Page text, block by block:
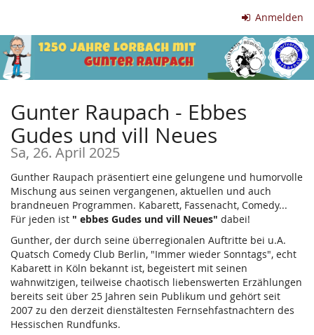
Inhalt
springen
Anmelden
Gunter Raupach - Ebbes
Gudes und vill Neues
Sa, 26. April 2025
Gunther Raupach präsentiert eine gelungene und humorvolle
Mischung aus seinen vergangenen, aktuellen und auch
brandneuen Programmen. Kabarett, Fassenacht, Comedy...
Für jeden ist " ebbes Gudes und vill Neues" dabei!
Gunther, der durch seine überregionalen Auftritte bei u.A.
Quatsch Comedy Club Berlin, "Immer wieder Sonntags", echt
Kabarett in Köln bekannt ist, begeistert mit seinen
wahnwitzigen, teilweise chaotisch liebenswerten Erzählungen
bereits seit über 25 Jahren sein Publikum und gehört seit
2007 zu den derzeit dienstältesten Fernsehfastnachtern des
Hessischen Rundfunks.